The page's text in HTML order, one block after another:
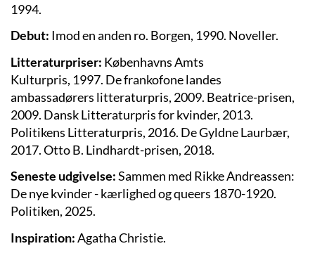
1994.
Debut: Imod en anden ro. Borgen, 1990. Noveller.
Litteraturpriser: Københavns Amts
Kulturpris, 1997. De frankofone landes
ambassadørers litteraturpris, 2009. Beatrice-prisen,
2009. Dansk Litteraturpris for kvinder, 2013.
Politikens Litteraturpris, 2016. De Gyldne Laurbær,
2017. Otto B. Lindhardt-prisen, 2018.
Seneste udgivelse:Sammen med Rikke Andreassen:
De nye kvinder - kærlighed og queers 1870-1920.
Politiken, 2025.
Inspiration:Agatha Christie.